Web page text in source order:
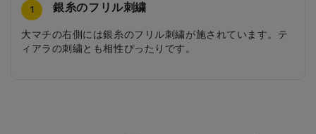
1 銀糸のフリル刺繍
大マチの右側には銀糸のフリル刺繍が施されています。テ
ィアラの刺繍とも相性ぴったりです。
2 ティアラの刺繍
大マチの右側にはティアラの刺繍が施されています。背負
うだけでプリンセス気分に！
3 ハート型の反射びょう
自動車のライトで強く光る反射びょうを使用しています。
ハート型に形どられており、カブセのアクセントになって
4 ふちやステッチの色
コンビカラーはふちやステッチの色に本体とは異なるカラ
ーを採用しています。本体色とのコントラストが可愛らし
5 ダブルハートの刺繍
大マチの左側にはダブルハートの刺繍が施されています。
左右で異なる刺繍がポイントになってとってもオシャレ！
6 フォーハートの背あて
フォーハート柄のかわいい背あては通気性抜群！背中がム
レにくく、夏場でも快適に背負えます。
7 ダブルハートの内装
内装はピンクのダブルハート柄。A4フラットファイルが入
る収納力もあります。
8 ラインストーン入りハートの引き手
前ポケットの引き手はラインストーン入りのハート型！細
部までかわいらしさを追求したハートのチャームが、とっ
9 ダブルハートの前ポケット
大小２つのハートにかたどられた前ポケットがとってもお
しゃれです。